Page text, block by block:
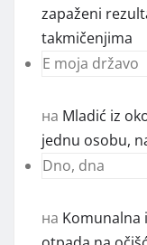
zapaženi
takmičenjima
E moja državo
на Mladić iz
jednu osobu,
Dno, dna
на Komunalna